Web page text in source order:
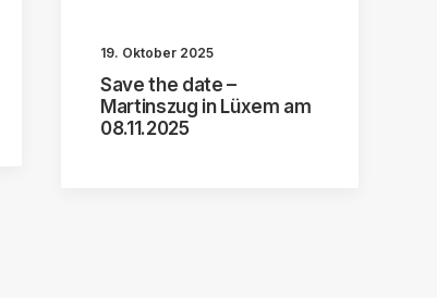
19. Oktober 2025
Save the date –
Martinszug in Lüxem am
08.11.2025